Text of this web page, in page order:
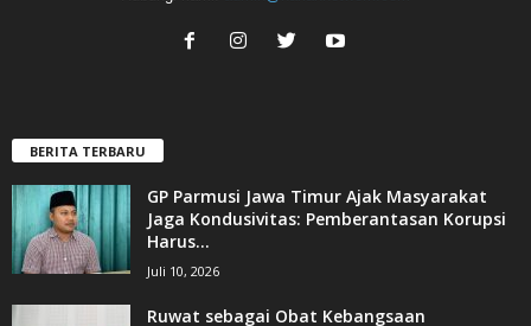
BERITA TERBARU
GP Parmusi Jawa Timur Ajak Masyarakat
Jaga Kondusivitas: Pemberantasan Korupsi
Harus...
Juli 10, 2026
Ruwat sebagai Obat Kebangsaan